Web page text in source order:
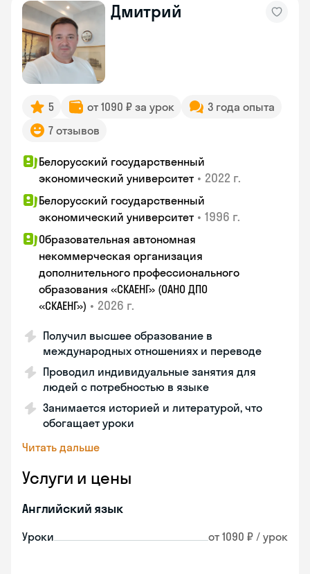
Дмитрий
5 от 1090 ₽ за урок
3 года опыта
7 отзывов
Белорусский государственный
экономический университет • 2022 г.
Белорусский государственный
экономический университет • 1996 г.
Образовательная автономная
некоммерческая организация
дополнительного профессионального
образования «СКАЕНГ» (ОАНО ДПО
«СКАЕНГ») • 2026 г.
Получил высшее образование в
международных отношениях и переводе
Проводил индивидуальные занятия для
людей с потребностью в языке
Занимается историей и литературой, что
обогащает уроки
Читать дальше
Услуги и цены
Английский язык
Уроки от 1090 ₽ / урок